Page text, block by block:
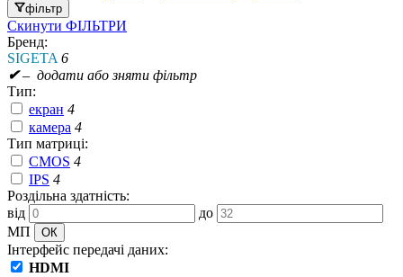
фільтр
Скинути ФІЛЬТРИ
Бренд:
SIGETA 6
✔– додати або зняти фільтр
Тип:
екран 4
камера 4
Тип матриці:
CMOS 4
IPS 4
Роздільна здатність:
від
до
МП
Інтерфейс передачі даних:
HDMI